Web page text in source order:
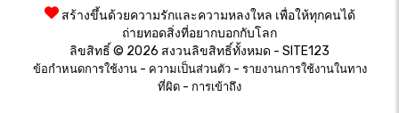
สร้างขึ้นด้วยความรักและความหลงใหล เพื่อให้ทุกคนได้
ถ่ายทอดสิ่งที่อยากบอกกับโลก
ลิขสิทธิ์ © 2026 สงวนลิขสิทธิ์ทั้งหมด - SITE123
ข้อกำหนดการใช้งาน- ความเป็นส่วนตัว- รายงานการใช้งานในทาง
ที่ผิด - การเข้าถึง